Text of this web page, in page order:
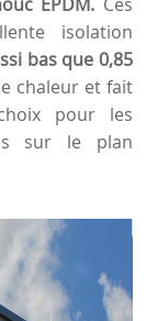
EPDM. Ces
isolation
bas que 0,85
chaleur et fait
pour les
sur le plan